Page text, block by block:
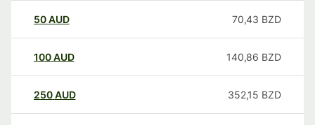
50AUD 70,43 BZD
100AUD 140,86 BZD
250AUD 352,15 BZD